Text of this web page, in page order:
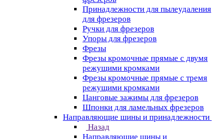
Принадлежности для пылеудаления
для фрезеров
Ручки для фрезеров
Упоры для фрезеров
Фрезы
Фрезы кромочные прямые с двумя
режущими кромками
Фрезы кромочные прямые с тремя
режущими кромками
Цанговые зажимы для фрезеров
Шпонки для ламельных фрезеров
Направляющие шины и принадлежности
Назад
Направляющие шины и